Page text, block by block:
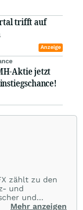
trifft auf
Anzeige
Aktie jetzt
zählt zu den
und
und
ein
Mehr anzeigen